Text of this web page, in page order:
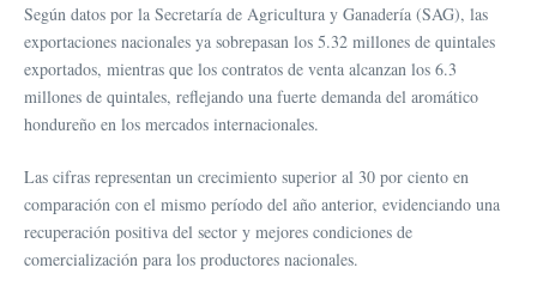
Según datos por la Secretaría de Agricultura y Ganadería (SAG), las
exportaciones nacionales ya sobrepasan los 5.32 millones de quintales
exportados, mientras que los contratos de venta alcanzan los 6.3
millones de quintales, reflejando una fuerte demanda del aromático
hondureño en los mercados internacionales.
Las cifras representan un crecimiento superior al 30 por ciento en
comparación con el mismo período del año anterior, evidenciando una
recuperación positiva del sector y mejores condiciones de
comercialización para los productores nacionales.